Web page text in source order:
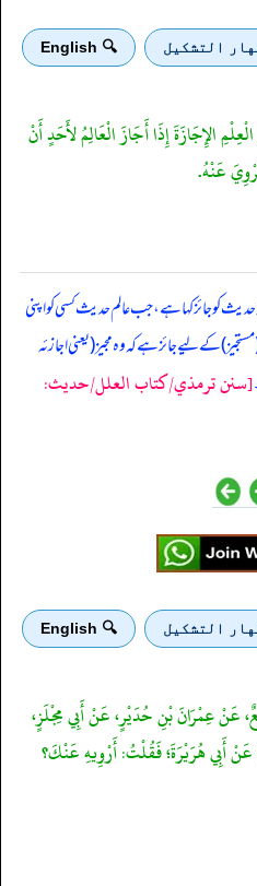
التشكيل 🔍 English
الإِجَازَةَ إِذَا أَجَازَ الْعَالِمُ لأَحَدٍ أَنْ
عَنْهُ.
کو جائز کہا ہے، جب عالم حدیث کسی کو اپنی
کے لیے جائز ہے کہ وہ مجیز (یعنی اجازئہ
[سنن ترمذي/کتاب العلل/حدیث:
التشكيل 🔍 English
عَنْ عِمْرَانَ بْنِ حُدَيْرٍ، عَنْ أَبِي مِجْلَزٍ،
أَبِي هُرَيْرَةَ؛ فَقُلْتُ: أَرْوِيهِ عَنْكَ؟